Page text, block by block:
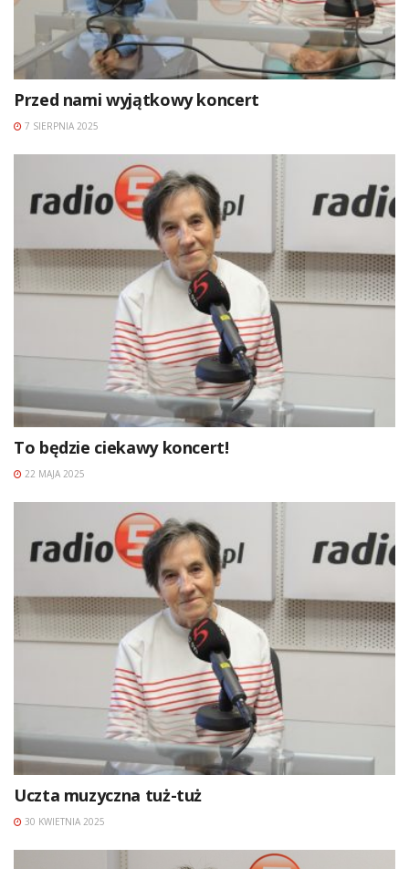
Przed nami wyjątkowy koncert
7 SIERPNIA 2025
To będzie ciekawy koncert!
22 MAJA 2025
Uczta muzyczna tuż-tuż
30 KWIETNIA 2025